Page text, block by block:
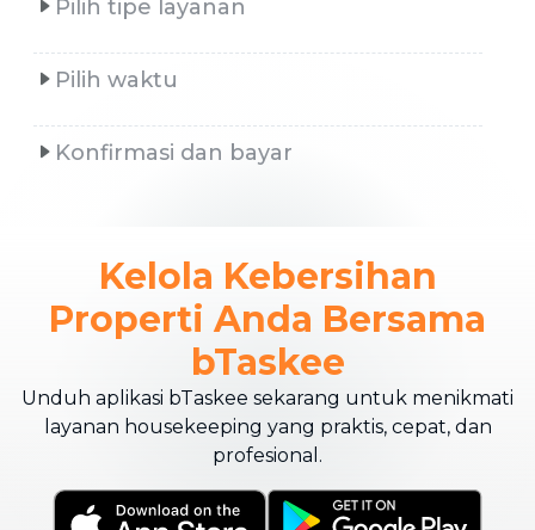
Pilih tipe layanan
Pilih waktu
Konfirmasi dan bayar
Kelola Kebersihan
Properti Anda Bersama
bTaskee
Unduh aplikasi bTaskee sekarang untuk menikmati
layanan housekeeping yang praktis, cepat, dan
profesional.